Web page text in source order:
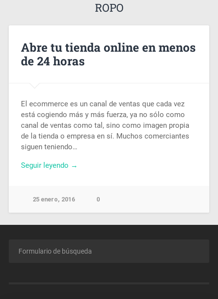
ROPO
Abre tu tienda online en menos
de 24 horas
El ecommerce es un canal de ventas que cada vez
está cogiendo más y más fuerza, ya no sólo como
canal de ventas como tal, sino como imagen propia
de la tienda o empresa en sí. Muchos comerciantes
siguen teniendo…
Seguir leyendo →
25 enero, 2016 0